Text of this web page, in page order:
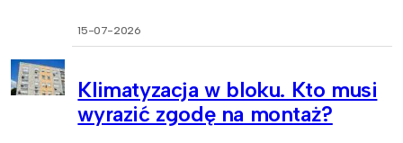
15-07-2026
Klimatyzacja w bloku. Kto musi
wyrazić zgodę na montaż?